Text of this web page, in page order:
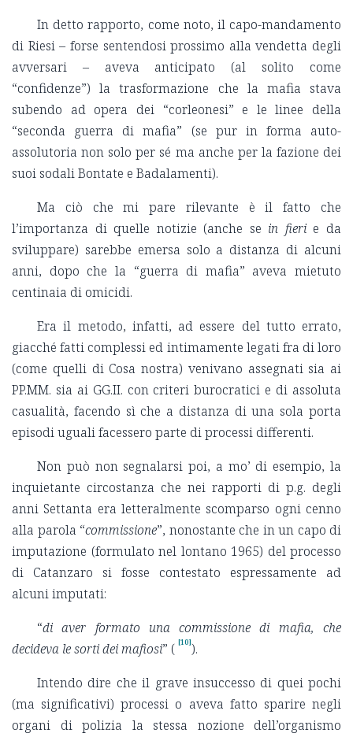
In detto rapporto, come noto, il capo-mandamento
di Riesi – forse sentendosi prossimo alla vendetta degli
avversari – aveva anticipato (al solito come
“confidenze”) la trasformazione che la mafia stava
subendo ad opera dei “corleonesi” e le linee della
“seconda guerra di mafia” (se pur in forma auto-
assolutoria non solo per sé ma anche per la fazione dei
suoi sodali Bontate e Badalamenti).
Ma ciò che mi pare rilevante è il fatto che
l’importanza di quelle notizie (anche se in fierie da
sviluppare) sarebbe emersa solo a distanza di alcuni
anni, dopo che la “guerra di mafia” aveva mietuto
centinaia di omicidi.
Era il metodo, infatti, ad essere del tutto errato,
giacché fatti complessi ed intimamente legati fra di loro
(come quelli di Cosa nostra) venivano assegnati sia ai
PP.MM. sia ai GG.II. con criteri burocratici e di assoluta
casualità, facendo sì che a distanza di una sola porta
episodi uguali facessero parte di processi differenti.
Non può non segnalarsi poi, a mo’ di esempio, la
inquietante circostanza che nei rapporti di p.g. degli
anni Settanta era letteralmente scomparso ogni cenno
alla parola “commissione”, nonostante che in un capo di
imputazione (formulato nel lontano 1965) del processo
di Catanzaro si fosse contestato espressamente ad
alcuni imputati:
“di aver formato una commissione di mafia, che
decideva le sorti dei mafiosi” ( [10]).
Intendo dire che il grave insuccesso di quei pochi
(ma significativi) processi o aveva fatto sparire negli
organi di polizia la stessa nozione dell’organismo